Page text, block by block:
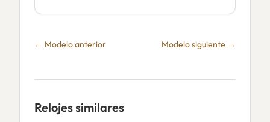
← Modelo anterior Modelo siguiente →
Relojes similares